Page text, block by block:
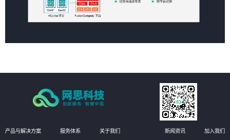
产品与解决方案 服务体系 关于我们 新闻资讯 加入我们